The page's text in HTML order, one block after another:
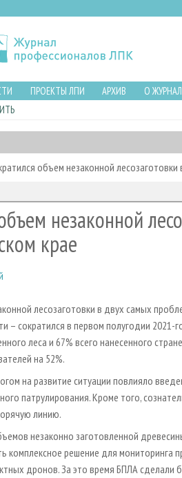
ПРОЕКТЫ ЛПИ АРХИВ О
объем незаконной
незаконной
крае
лесозаготовки в двух самых
– сократился в первом полугодии
леса и 67% всего нанесенного
на 52%.
на развитие ситуации повлияло
патрулирования. Кроме того,
линию.
незаконно заготовленной
комплексное решение для
дронов. За это время БПЛА сделали